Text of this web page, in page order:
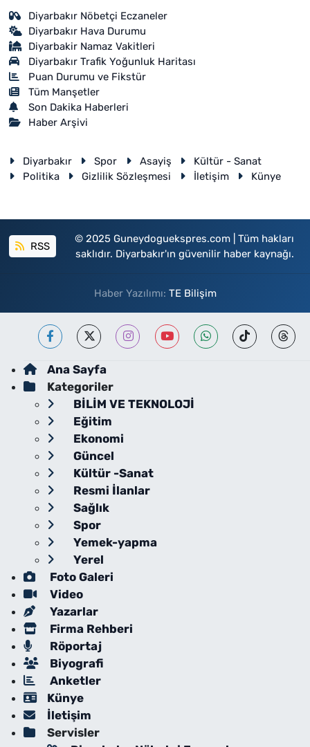
Diyarbakır Nöbetçi Eczaneler
Diyarbakır Hava Durumu
Diyarbakir Namaz Vakitleri
Diyarbakır Trafik Yoğunluk Haritası
Puan Durumu ve Fikstür
Tüm Manşetler
Son Dakika Haberleri
Haber Arşivi
Diyarbakır Spor Asayiş
Kültür - Sanat
Politika
Gizlilik Sözleşmesi İletişim Künye
RSS
© 2025 Guneydoguekspres.com | Tüm hakları
saklıdır. Diyarbakır'ın güvenilir haber kaynağı.
Haber Yazılımı: TE Bilişim
Ana Sayfa
Kategoriler
BİLİM VE TEKNOLOJİ
Eğitim
Ekonomi
Güncel
Kültür -Sanat
Resmi İlanlar
Sağlık
Spor
Yemek-yapma
Yerel
Foto Galeri
Video
Yazarlar
Firma Rehberi
Röportaj
Biyografi
Anketler
Künye
İletişim
Servisler